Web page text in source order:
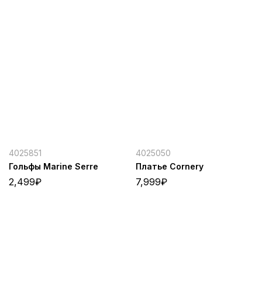
4025851
Гольфы Marine Serre
2,499₽
4025050
Платье Cornery
7,999₽